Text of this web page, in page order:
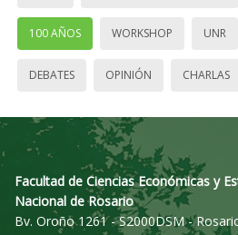
100 AÑOS WORKSHOP UNR
DEBATES OPINIÓN CHARLAS
Facultad de Ciencias Económicas y
Nacional de Rosario
Bv. Oroño 1261 - S2000DSM -